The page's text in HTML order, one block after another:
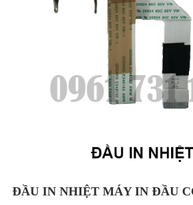
ĐẦU IN NHIỆT MÁY IN ĐẦU